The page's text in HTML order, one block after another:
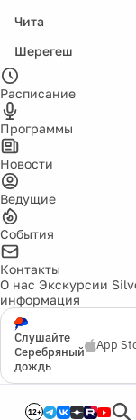
Чита
Шерегеш
Расписание
Программы
Новости
Ведущие
События
Контакты
О нас Экскурсии
информация
Слушайте
Серебряный
дождь
App
12+